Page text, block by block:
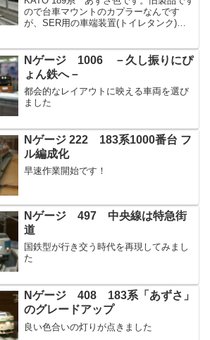
ので台車マウントのカプラーなんです
が、SER用の車端装置(トイレタンク)が
Nゲージ 1006 －久し振りにぴ
ょん鉄へ－
都会的なレイアウトに映える車両を選び
ました
Nゲージ 222 183系1000番台 フ
ル編成化
早速作業開始です！
Nゲージ 497 中央線は特急街
道
国鉄型が行き交う時代を再現してみまし
た
Nゲージ 408 183系「あずさ」
のグレードアップ
良い色合いの灯りが点きました